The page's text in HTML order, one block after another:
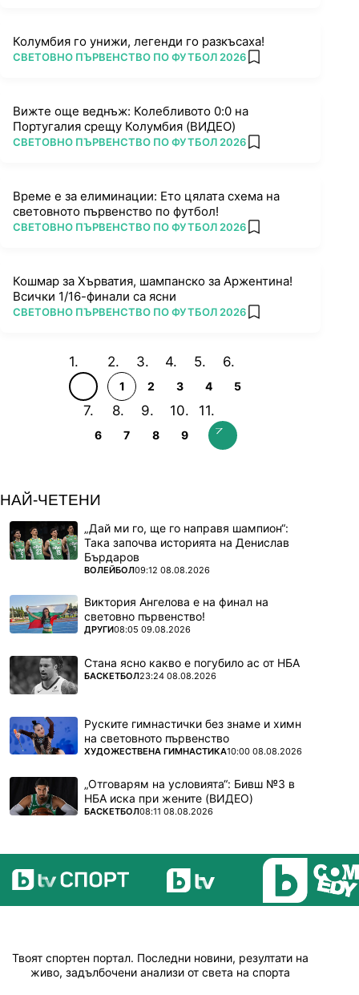
Колумбия го унижи, легенди го разкъсаха!
ПОВЕЧЕ ОТ
СВЕТОВНО ПЪРВЕНСТВО ПО ФУТБОЛ 2026 add favorites
Вижте още веднъж: Колебливото 0:0 на
Португалия срещу Колумбия (ВИДЕО)
ПОВЕЧЕ ОТ
СВЕТОВНО ПЪРВЕНСТВО ПО ФУТБОЛ 2026 add favorites
Време е за елиминации: Ето цялата схема на
световното първенство по футбол!
ПОВЕЧЕ ОТ
СВЕТОВНО ПЪРВЕНСТВО ПО ФУТБОЛ 2026 add favorites
Кошмар за Хърватия, шампанско за Аржентина!
Всички 1/16-финали са ясни
ПОВЕЧЕ ОТ
СВЕТОВНО ПЪРВЕНСТВО ПО ФУТБОЛ 2026 add favorites
1 2 3 4 5
6 7 8 9
НАЙ-ЧЕТЕНИ
„Дай ми го, ще го направя шампион“:
Така започва историята на Денислав
Бърдаров
ПОВЕЧЕ ОТ
ВОЛЕЙБОЛ09:12 08.08.2026
Виктория Ангелова е на финал на
световно първенство!
ПОВЕЧЕ ОТ
ДРУГИ08:05 09.08.2026
Стана ясно какво е погубило ас от НБА
ПОВЕЧЕ ОТ
БАСКЕТБОЛ23:24 08.08.2026
Руските гимнастички без знаме и химн
на световното първенство
ПОВЕЧЕ ОТ
ХУДОЖЕСТВЕНА ГИМНАСТИКА10:00 08.08.2026
„Отговарям на условията“: Бивш №3 в
НБА иска при жените (ВИДЕО)
ПОВЕЧЕ ОТ
БАСКЕТБОЛ08:11 08.08.2026
Твоят спортен портал. Последни новини, резултати на
живо, задълбочени анализи от света на спорта